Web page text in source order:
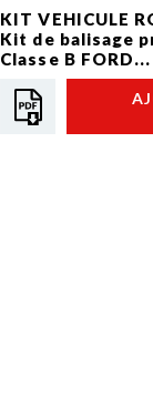
KIT VEHICULE
Kit de balisage
Classe B FORD...